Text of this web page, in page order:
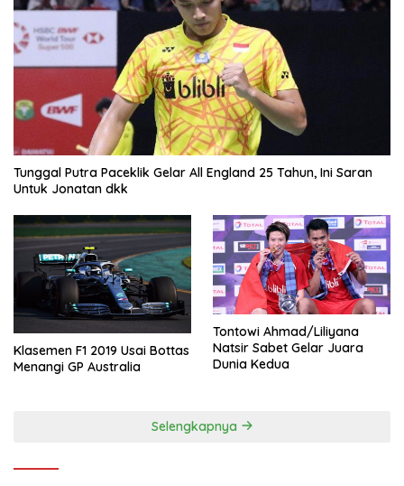
Tunggal Putra Paceklik Gelar All England 25 Tahun, Ini Saran
Untuk Jonatan dkk
Klasemen F1 2019 Usai Bottas
Menangi GP Australia
Tontowi Ahmad/Liliyana
Natsir Sabet Gelar Juara
Dunia Kedua
Selengkapnya